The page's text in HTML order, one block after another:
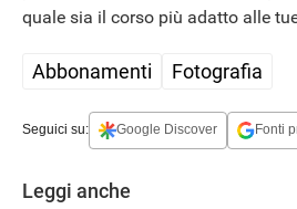
quale sia il corso più adatto alle
Abbonamenti Fotografia
Seguici su: Google Discover Fonti
Leggi anche